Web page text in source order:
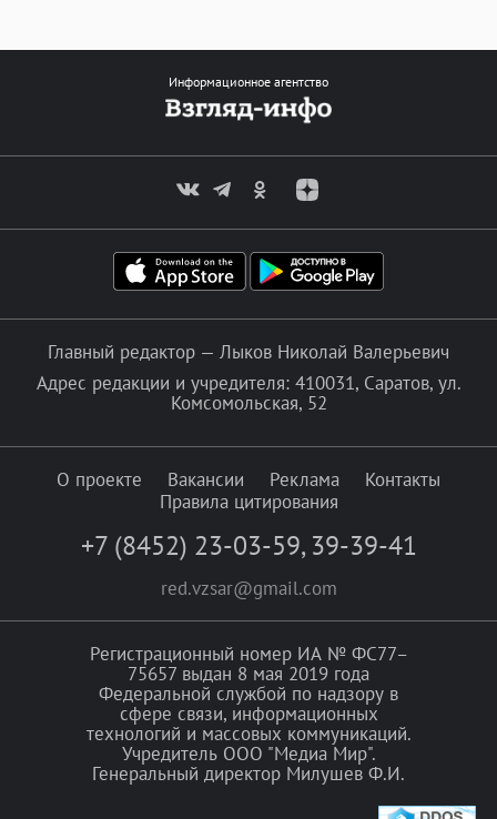
Информационное агентство
Главный редактор — Лыков Николай Валерьевич
Адрес редакции и учредителя: 410031, Саратов, ул.
Комсомольская, 52
О проекте Вакансии Реклама
Контакты
Правила цитирования
+7 (8452) 23-03-59, 39-39-41
red.vzsar@gmail.com
Регистрационный номер ИА № ФС77–
75657 выдан 8 мая 2019 года
Федеральной службой по надзору в
сфере связи, информационных
технологий и массовых коммуникаций.
Учредитель ООО "Медиа Мир".
Генеральный директор Милушев Ф.И.